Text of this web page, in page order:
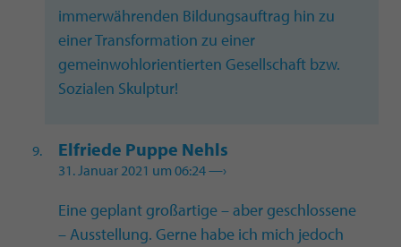
immerwährenden Bildungsauftrag hin zu
einer Transformation zu einer
gemeinwohlorientierten Gesellschaft bzw.
Sozialen Skulptur!
Elfriede Puppe Nehls
31. Januar 2021 um 06:24—›
Eine geplant großartige – aber geschlossene
– Ausstellung. Gerne habe ich mich jedoch